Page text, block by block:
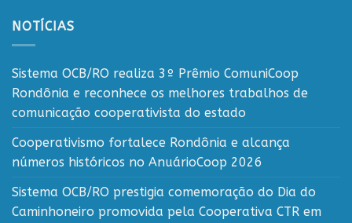
NOTÍCIAS
Sistema OCB/RO realiza 3º Prêmio ComuniCoop
Rondônia e reconhece os melhores trabalhos de
comunicação cooperativista do estado
Cooperativismo fortalece Rondônia e alcança
números históricos no AnuárioCoop 2026
Sistema OCB/RO prestigia comemoração do Dia do
Caminhoneiro promovida pela Cooperativa CTR em